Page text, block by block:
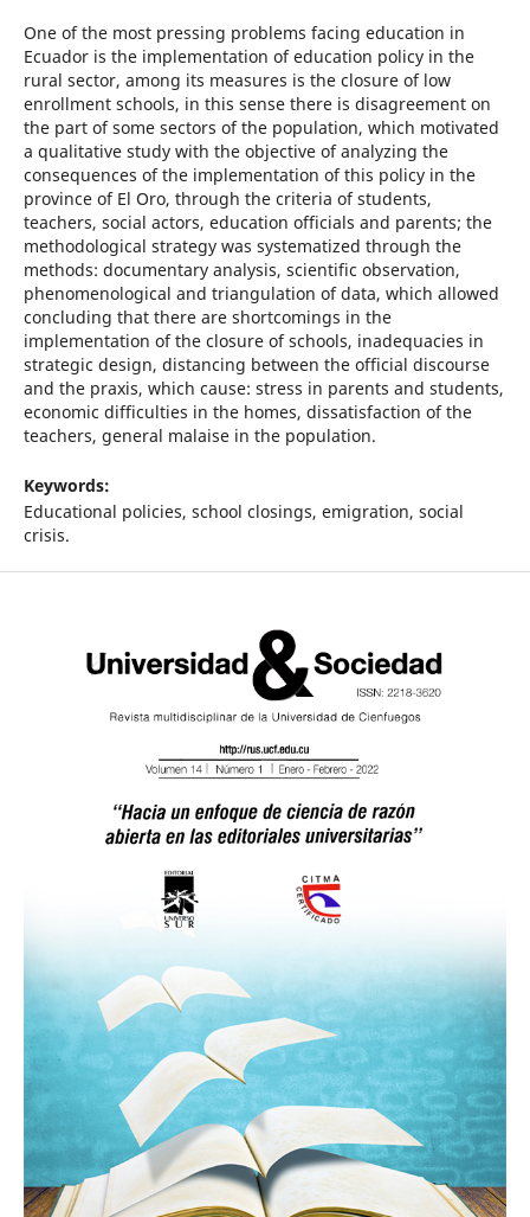
One of the most pressing problems facing education in
Ecuador is the implementation of education policy in the
rural sector, among its measures is the closure of low
enrollment schools, in this sense there is disagreement on
the part of some sectors of the population, which motivated
a qualitative study with the objective of analyzing the
consequences of the implementation of this policy in the
province of El Oro, through the criteria of students,
teachers, social actors, education officials and parents; the
methodological strategy was systematized through the
methods: documentary analysis, scientific observation,
phenomenological and triangulation of data, which allowed
concluding that there are shortcomings in the
implementation of the closure of schools, inadequacies in
strategic design, distancing between the official discourse
and the praxis, which cause: stress in parents and students,
economic difficulties in the homes, dissatisfaction of the
teachers, general malaise in the population.
Keywords:
Educational policies, school closings, emigration, social
crisis.